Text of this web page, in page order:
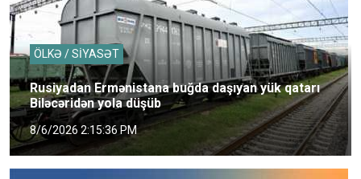
ÖLKƏ / SİYASƏT
Rusiyadan Ermənistana buğda daşıyan yük qatarı
Biləcəridən yola düşüb
8/6/2026 2:15:36 PM